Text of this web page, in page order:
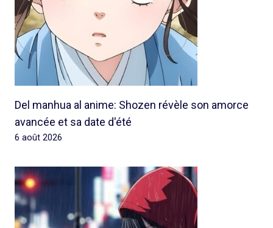
Del manhua al anime: Shozen révèle son amorce
avancée et sa date d'été
6 août 2026